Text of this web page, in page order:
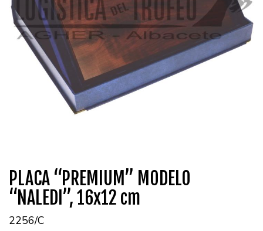
PLACA “PREMIUM” MODELO
“NALEDI”, 16x12 cm
2256/C